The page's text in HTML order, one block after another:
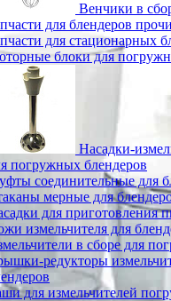
Венчики в
для блендеров
для стационарных
блоки для
Насадки-
погружных блендеров
соединительные для
мерные для
для приготовления
измельчителя для
в сборе для
редукторы
для измельчителей